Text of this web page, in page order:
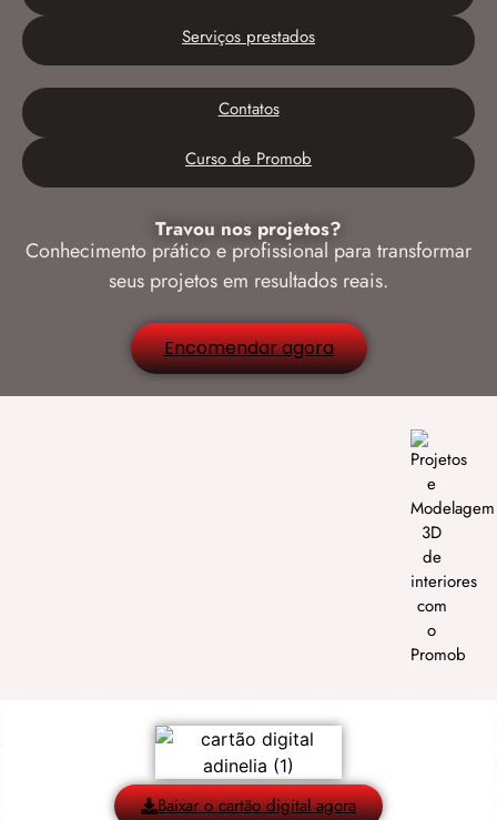
Serviços prestados
Contatos
Curso de Promob
Travou nos projetos?
Conhecimento prático e profissional para transformar
seus projetos em resultados reais.
Encomendar agora
Baixar o cartão digital agora